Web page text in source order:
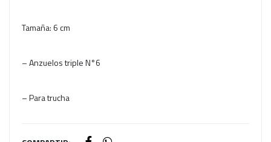
Tamaña: 6 cm
– Anzuelos triple N°6
– Para trucha